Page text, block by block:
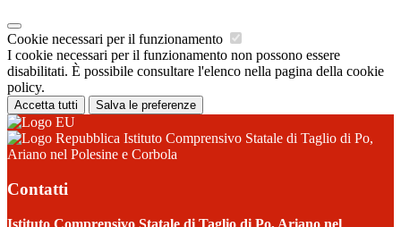
Cookie necessari per il funzionamento
I cookie necessari per il funzionamento non possono essere
disabilitati. È possibile consultare l'elenco nella pagina della cookie
policy.
Accetta tutti Salva le preferenze
Istituto Comprensivo Statale di Taglio di Po,
Ariano nel Polesine e Corbola
Contatti
Istituto Comprensivo Statale di Taglio di Po, Ariano nel